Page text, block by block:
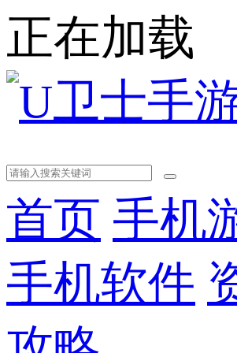
正在加载
首页 手机
手机软件